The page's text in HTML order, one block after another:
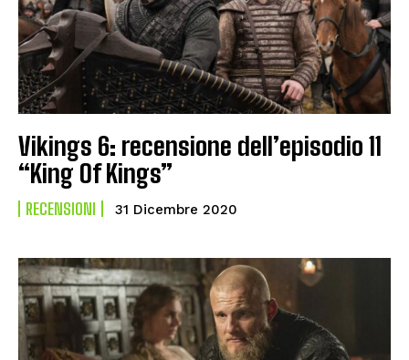
Vikings 6: recensione dell’episodio 11
“King Of Kings”
RECENSIONI 31 Dicembre 2020